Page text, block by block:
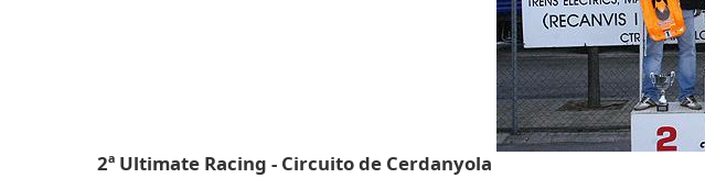
2ª Ultimate Racing - Circuito de Cerdanyola